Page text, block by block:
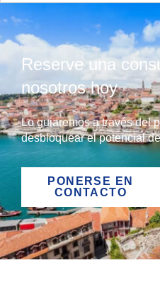
Reserve una
nosotros hoy
Lo guiaremos a través del
desbloquear el potencial
PONERSE EN
CONTACTO